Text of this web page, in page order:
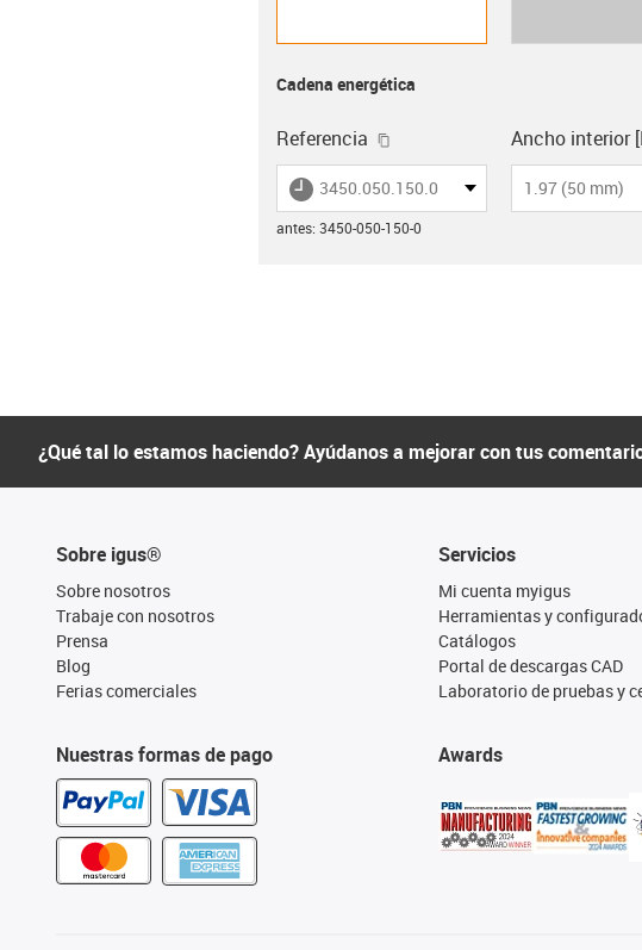
Cadena energética
Referencia igus-icon-copy-clipboard
igus-icon-lieferzeit
3450.050.150.0
antes: 3450-050-150-0
Ancho interior
1.97 (50 mm)
¿Qué tal lo estamos haciendo? Ayúdanos a mejorar con tus
Sobre igus®
Sobre nosotros
Trabaje con nosotros
Prensa
Blog
Ferias comerciales
Nuestras formas de pago
Servicios
Mi cuenta myigus
Herramientas y
Catálogos
Portal de descargas CAD
Laboratorio de pruebas y
Awards